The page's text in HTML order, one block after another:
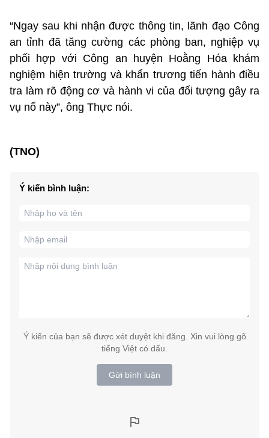
“Ngay sau khi nhận được thông tin, lãnh đạo Công
an tỉnh đã tăng cường các phòng ban, nghiệp vụ
phối hợp với Công an huyện Hoằng Hóa khám
nghiệm hiện trường và khẩn trương tiến hành điều
tra làm rõ động cơ và hành vi của đối tượng gây ra
vụ nổ này”, ông Thực nói.
(TNO)
Ý kiến bình luận:
Ý kiến của bạn sẽ được xét duyệt khi đăng. Xin vui lòng gõ
tiếng Việt có dấu.
Gửi bình luận